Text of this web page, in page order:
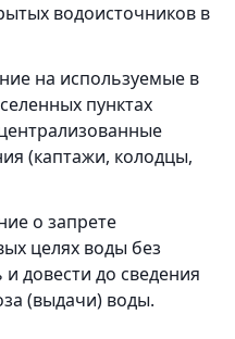
водоисточников в
на используемые в
пунктах
(каптажи, колодцы,
о запрете
целях воды без
довести до сведения
(выдачи) воды.